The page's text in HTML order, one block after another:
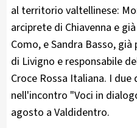
al territorio valtellinese:
arciprete di Chiavenna e
Como, e Sandra Basso,
di Livigno e responsabile
Croce Rossa Italiana. I
nell'incontro "Voci in
agosto a Valdidentro.